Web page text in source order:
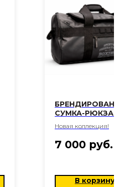
СУМКА-РЮКЗАК
Новая коллекция!
7 000 руб.
В корзину